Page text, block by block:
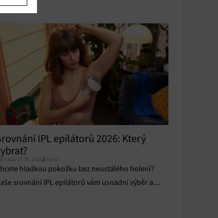
aktivní
aktivní
IPL epilátorů 2026: Který
Středa 17. 06. 2026 Ivana
hladkou pokožku bez neustálého holení?
srovnání IPL epilátorů vám usnadní výběr a